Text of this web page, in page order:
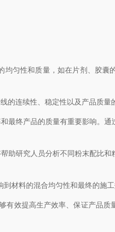
匀性和质量，如在片剂、胶囊
连续性、稳定性以及产品质量
终产品的质量有重要影响。通
研究人员分析不同粉末配比和
材料的混合均匀性和最终的施工
效提高生产效率、保证产品质